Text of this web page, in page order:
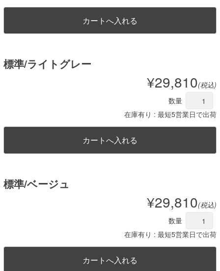
標準/ライトグレー
¥29,810(税込)
数量
在庫有り : 最短5営業日で出荷
標準/ベージュ
¥29,810(税込)
数量
在庫有り : 最短5営業日で出荷